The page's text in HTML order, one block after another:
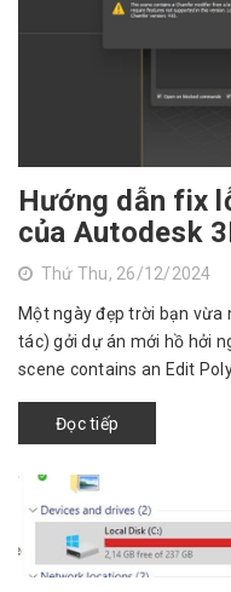
Hướng dẫn fix
của Autodesk
Thứ Thu, 26/12/2024
Một ngày đẹp trời bạn vừa
tác) gởi dự án mới hồ hởi
scene contains an Edit
Đọc tiếp